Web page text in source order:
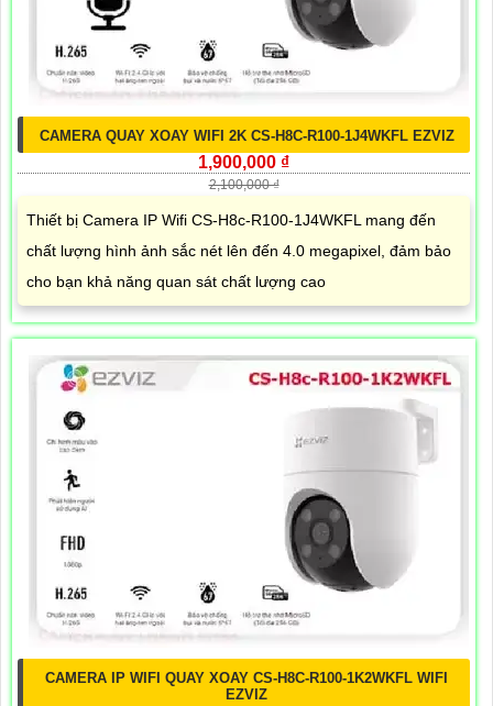
CAMERA QUAY XOAY WIFI 2K CS-H8C-R100-1J4WKFL EZVIZ
1,900,000 ₫
2,100,000 ₫
Thiết bị Camera IP Wifi CS-H8c-R100-1J4WKFL mang đến
chất lượng hình ảnh sắc nét lên đến 4.0 megapixel, đảm bảo
cho bạn khả năng quan sát chất lượng cao
CAMERA IP WIFI QUAY XOAY CS-H8C-R100-1K2WKFL WIFI
EZVIZ